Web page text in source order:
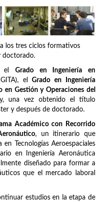
los tres ciclos formativos
doctorado.
el Grado en Ingeniería en
elGrado en Ingeniería
en Gestión y Operaciones del
una vez obtenido el título
y después de doctorado.
Académico con Recorrido
, un itinerario que
Tecnologías Aeroespaciales
en Ingeniería Aeronáutica
diseñado para formar a
que el mercado laboral
estudios en la etapa de